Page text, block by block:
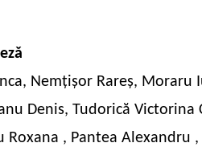
Nemțișor Rareș,
Denis, Tudorică
Roxana , Pantea Alexandru